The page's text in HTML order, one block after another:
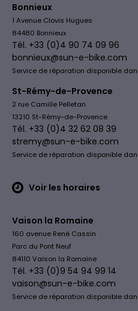
Bonnieux
1 Avenue Clovis Hugues
84480 Bonnieux
Tél. +33 (0)4 90 74 09 96
bonnieux@sun-e-bike.com
Service de réparation disponible
St-Rémy-de-Provence
2 rue Camille Pelletan
13210 St-Rémy-de-Provence
Tél. +33 (0)4 32 62 08 39
stremy@sun-e-bike.com
Service de réparation disponible
Voir les horaires
Vaison la Romaine
160 avenue René Cassin
Parc du Pont Neuf
84110 Vaison la Romaine
Tél. +33 (0)9 54 94 99 14
vaison@sun-e-bike.com
Service de réparation disponible